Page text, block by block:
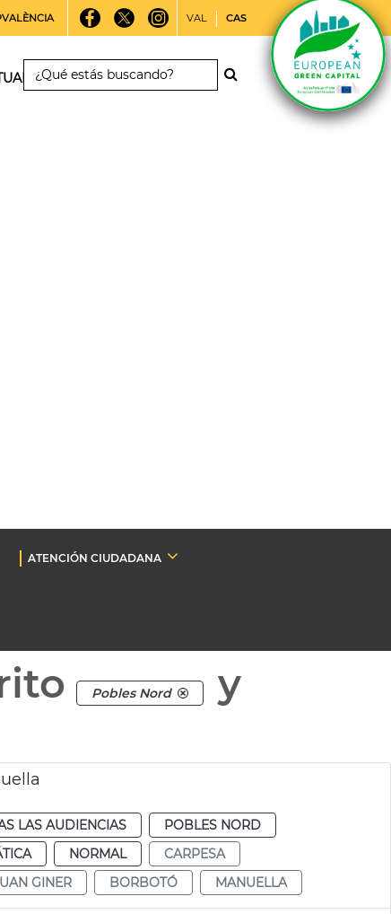
VAL CAS
ATENCIÓN CIUDADANA
Pobles Nord
y
LAS AUDIENCIAS
POBLES NORD
NORMAL
CARPESA
GINER BORBOTÓ MANUELLA